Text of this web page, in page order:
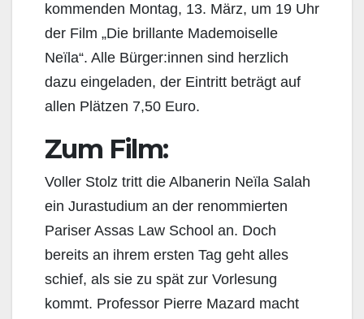
kommenden Montag, 13. März, um 19 Uhr
der Film „Die brillante Mademoiselle
Neïla“. Alle Bürger:innen sind herzlich
dazu eingeladen, der Eintritt beträgt auf
allen Plätzen 7,50 Euro.
Zum Film:
Voller Stolz tritt die Albanerin Neïla Salah
ein Jurastudium an der renommierten
Pariser Assas Law School an. Doch
bereits an ihrem ersten Tag geht alles
schief, als sie zu spät zur Vorlesung
kommt. Professor Pierre Mazard macht